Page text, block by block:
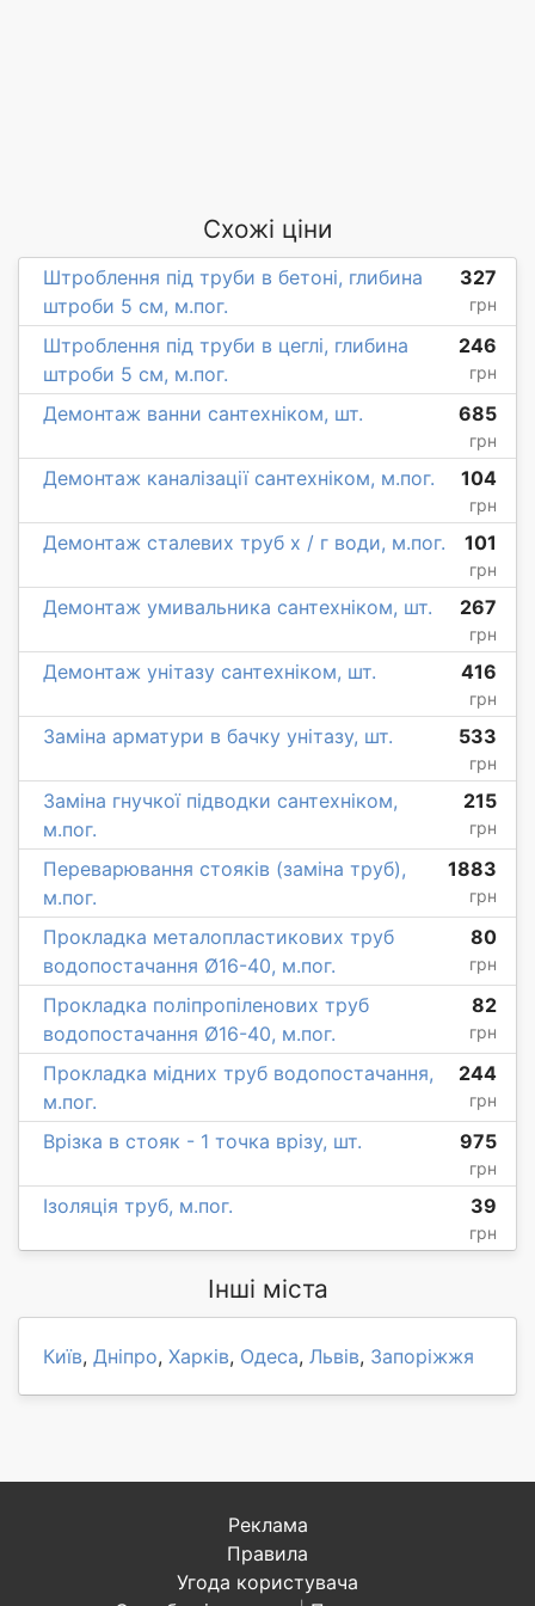
Схожі ціни
Штроблення під труби в бетоні, глибина
штроби 5 см, м.пог.
327
грн
Штроблення під труби в цеглі, глибина
штроби 5 см, м.пог.
246
грн
Демонтаж ванни сантехніком, шт. 685
грн
Демонтаж каналізації сантехніком, м.пог. 104
грн
Демонтаж сталевих труб х / г води, м.пог. 101
грн
Демонтаж умивальника сантехніком, шт. 267
грн
Демонтаж унітазу сантехніком, шт. 416
грн
Заміна арматури в бачку унітазу, шт. 533
грн
Заміна гнучкої підводки сантехніком,
м.пог.
215
грн
Переварювання стояків (заміна труб),
м.пог.
1883
грн
Прокладка металопластикових труб
водопостачання Ø16-40, м.пог.
80
грн
Прокладка поліпропіленових труб
водопостачання Ø16-40, м.пог.
82
грн
Прокладка мідних труб водопостачання,
м.пог.
244
грн
Врізка в стояк - 1 точка врізу, шт. 975
грн
Ізоляція труб, м.пог. 39
грн
Інші міста
Київ, Дніпро, Харків, Одеса, Львів, Запоріжжя
Реклама
Правила
Угода користувача